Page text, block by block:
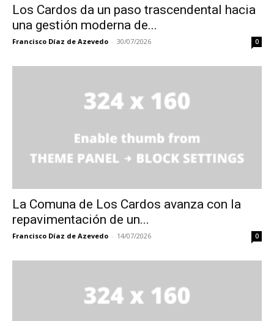
Los Cardos da un paso trascendental hacia
una gestión moderna de...
Francisco Díaz de Azevedo - 30/07/2026 0
La Comuna de Los Cardos avanza con la
repavimentación de un...
Francisco Díaz de Azevedo - 14/07/2026 0